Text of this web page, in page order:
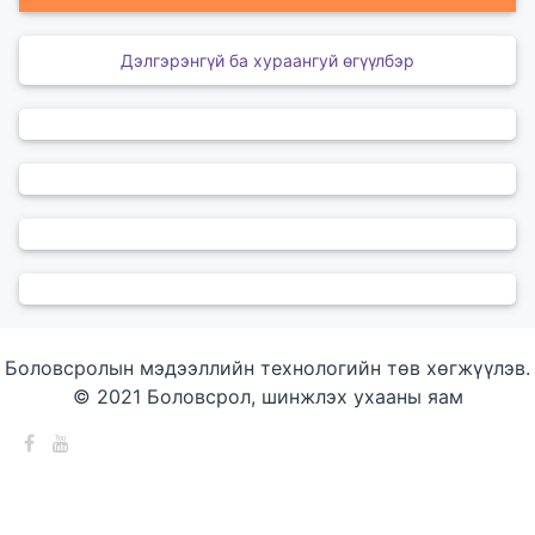
Дэлгэрэнгүй ба хураангуй өгүүлбэр
Боловсролын мэдээллийн технологийн төв хөгжүүлэв.
© 2021 Боловсрол, шинжлэх ухааны яам